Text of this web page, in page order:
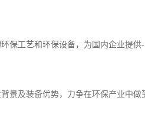
保工艺和环保设备，为国内企业提供
景及装备优势，力争在环保产业中